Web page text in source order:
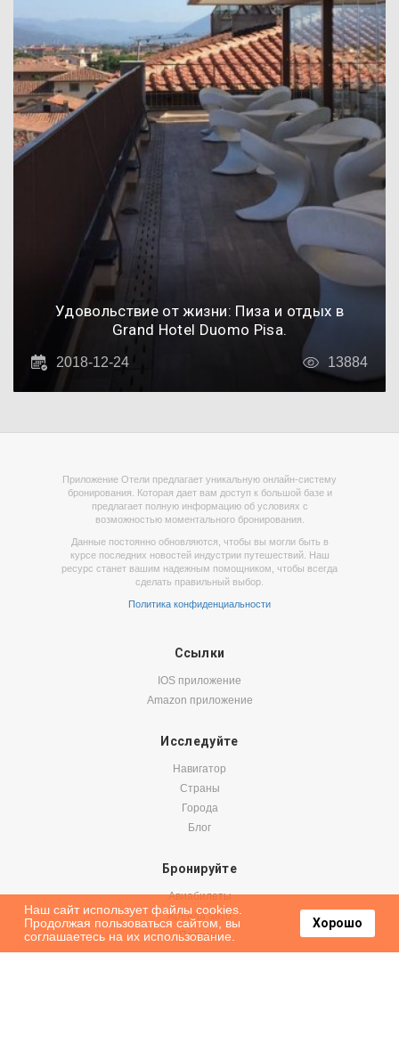
Удовольствие от жизни: Пиза и отдых в
Grand Hotel Duomo Pisa.
2018-12-24 13884
Приложение Отели предлагает уникальную онлайн-систему
бронирования. Которая дает вам доступ к большой базе и
предлагает полную информацию об условиях с
возможностью моментального бронирования.
Данные постоянно обновляются, чтобы вы могли быть в
курсе последних новостей индустрии путешествий. Наш
ресурс станет вашим надежным помощником, чтобы всегда
сделать правильный выбор.
Политика конфиденциальности
Ссылки
IOS приложение
Amazon приложение
Исследуйте
Навигатор
Страны
Города
Блог
Бронируйте
Авиабилеты
Аренда авто
Паромы
Наш сайт использует файлы cookies.
Продолжая пользоваться сайтом, вы
соглашаетесь на их использование.
Хорошо